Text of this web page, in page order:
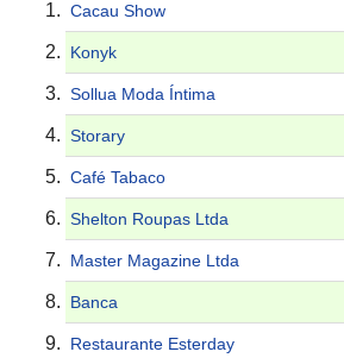
Cacau Show
Konyk
Sollua Moda Íntima
Storary
Café Tabaco
Shelton Roupas Ltda
Master Magazine Ltda
Banca
Restaurante Esterday